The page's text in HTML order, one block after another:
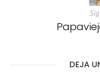
DEJA